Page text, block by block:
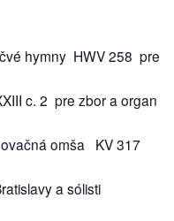
hymny HWV 258 pre
c. 2 pre zbor a organ
omša KV 317
a sólisti